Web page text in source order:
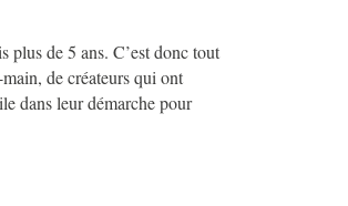
plus de 5 ans. C’est donc tout
de créateurs qui ont
dans leur démarche pour